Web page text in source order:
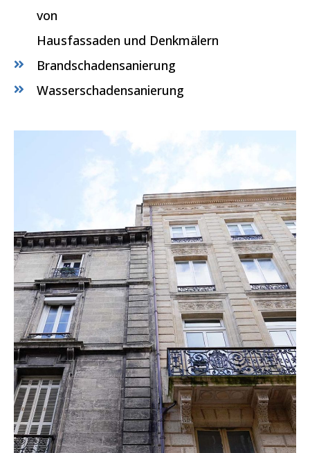
von
Hausfassaden und Denkmälern
Brandschadensanierung
Wasserschadensanierung